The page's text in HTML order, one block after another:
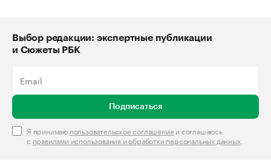
Выбор редакции: экспертные публикации
и Сюжеты РБК
Подписаться
Я принимаю пользовательское соглашениеи соглашаюсь
с правилами использования и обработки персональных данных.